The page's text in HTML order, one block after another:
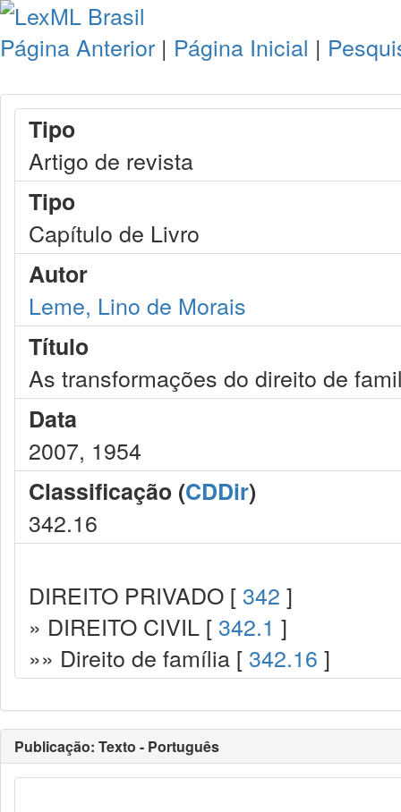
Página Anterior | Página Inicial |
Tipo
Artigo de revista
Tipo
Capítulo de Livro
Autor
Leme, Lino de Morais
Título
As transformações do direito de
Data
2007, 1954
Classificação (CDDir)
342.16
DIREITO PRIVADO [ 342 ]
» DIREITO CIVIL [ 342.1 ]
»» Direito de família [ 342.16 ]
Publicação: Texto - Português